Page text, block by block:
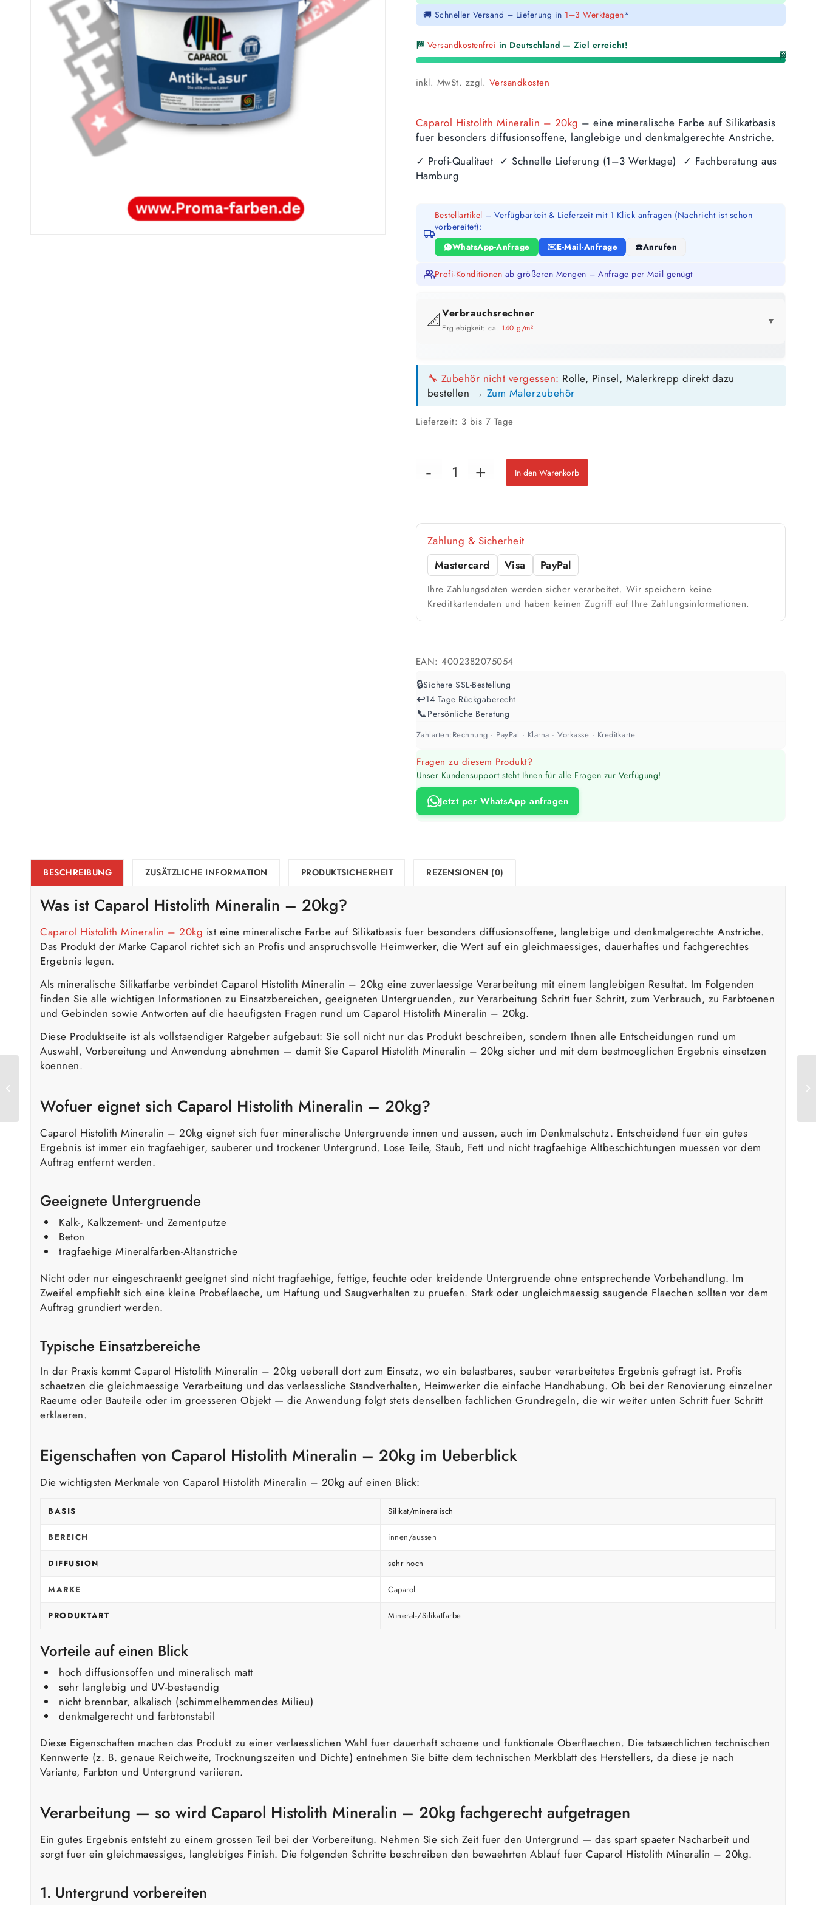
🚚 Schneller Versand – Lieferung in 1–3 Werktagen*
🏁 Versandkostenfrei in Deutschland — Ziel erreicht!
🏁
inkl. MwSt. zzgl. Versandkosten
Caparol Histolith Mineralin – 20kg – eine mineralische Farbe auf Silikatbasis
fuer besonders diffusionsoffene, langlebige und denkmalgerechte Anstriche.
✓ Profi-Qualitaet ✓ Schnelle Lieferung (1–3 Werktage) ✓ Fachberatung aus
Hamburg
Bestellartikel – Verfügbarkeit & Lieferzeit mit 1 Klick anfragen (Nachricht ist schon
vorbereitet):
WhatsApp-Anfrage E-Mail-Anfrage Anrufen
Profi-Konditionen ab größeren Mengen – Anfrage per Mail genügt
📐Verbrauchsrechner
Ergiebigkeit: ca. 140 g/m²
▼
20 kg
📏 Ihre Fläche
Farbig / dunkel
2 Anstriche empfohlen
Werte sind Richtwerte und können je nach Untergrund und Werkzeug abweichen. Für 10 % Reserve wird automatisch
aufgerundet.
🔧 Zubehör nicht vergessen: Rolle, Pinsel, Malerkrepp direkt dazu
bestellen → Zum Malerzubehör
Lieferzeit: 3 bis 7 Tage
In den Warenkorb
Zahlung & Sicherheit
Mastercard
Visa PayPal
Ihre Zahlungsdaten werden sicher verarbeitet. Wir speichern keine
Kreditkartendaten und haben keinen Zugriff auf Ihre Zahlungsinformationen.
EAN:4002382075054
🔒Sichere SSL-Bestellung
↩️14 Tage Rückgaberecht
📞Persönliche Beratung
Zahlarten:Rechnung · PayPal · Klarna · Vorkasse · Kreditkarte
Fragen zu diesem Produkt?
Unser Kundensupport steht Ihnen für alle Fragen zur Verfügung!
Jetzt per WhatsApp anfragen
BESCHREIBUNG ZUSÄTZLICHE INFORMATION PRODUKTSICHERHEIT REZENSIONEN (0)
Was ist Caparol Histolith Mineralin – 20kg?
Caparol Histolith Mineralin – 20kg ist eine mineralische Farbe auf Silikatbasis fuer besonders diffusionsoffene, langlebige und denkmalgerechte Anstriche.
Das Produkt der Marke Caparol richtet sich an Profis und anspruchsvolle Heimwerker, die Wert auf ein gleichmaessiges, dauerhaftes und fachgerechtes
Ergebnis legen.
Als mineralische Silikatfarbe verbindet Caparol Histolith Mineralin – 20kg eine zuverlaessige Verarbeitung mit einem langlebigen Resultat. Im Folgenden
finden Sie alle wichtigen Informationen zu Einsatzbereichen, geeigneten Untergruenden, zur Verarbeitung Schritt fuer Schritt, zum Verbrauch, zu Farbtoenen
und Gebinden sowie Antworten auf die haeufigsten Fragen rund um Caparol Histolith Mineralin – 20kg.
Diese Produktseite ist als vollstaendiger Ratgeber aufgebaut: Sie soll nicht nur das Produkt beschreiben, sondern Ihnen alle Entscheidungen rund um
Auswahl, Vorbereitung und Anwendung abnehmen — damit Sie Caparol Histolith Mineralin – 20kg sicher und mit dem bestmoeglichen Ergebnis einsetzen
koennen.
Wofuer eignet sich Caparol Histolith Mineralin – 20kg?
Caparol Histolith Mineralin – 20kg eignet sich fuer mineralische Untergruende innen und aussen, auch im Denkmalschutz. Entscheidend fuer ein gutes
Ergebnis ist immer ein tragfaehiger, sauberer und trockener Untergrund. Lose Teile, Staub, Fett und nicht tragfaehige Altbeschichtungen muessen vor dem
Auftrag entfernt werden.
Geeignete Untergruende
Kalk-, Kalkzement- und Zementputze
Beton
tragfaehige Mineralfarben-Altanstriche
Nicht oder nur eingeschraenkt geeignet sind nicht tragfaehige, fettige, feuchte oder kreidende Untergruende ohne entsprechende Vorbehandlung. Im
Zweifel empfiehlt sich eine kleine Probeflaeche, um Haftung und Saugverhalten zu pruefen. Stark oder ungleichmaessig saugende Flaechen sollten vor dem
Auftrag grundiert werden.
Typische Einsatzbereiche
In der Praxis kommt Caparol Histolith Mineralin – 20kg ueberall dort zum Einsatz, wo ein belastbares, sauber verarbeitetes Ergebnis gefragt ist. Profis
schaetzen die gleichmaessige Verarbeitung und das verlaessliche Standverhalten, Heimwerker die einfache Handhabung. Ob bei der Renovierung einzelner
Raeume oder Bauteile oder im groesseren Objekt — die Anwendung folgt stets denselben fachlichen Grundregeln, die wir weiter unten Schritt fuer Schritt
erklaeren.
Eigenschaften von Caparol Histolith Mineralin – 20kg im Ueberblick
Die wichtigsten Merkmale von Caparol Histolith Mineralin – 20kg auf einen Blick:
BASIS Silikat/mineralisch
BEREICH innen/aussen
DIFFUSION sehr hoch
MARKE Caparol
PRODUKTART Mineral-/Silikatfarbe
Vorteile auf einen Blick
hoch diffusionsoffen und mineralisch matt
sehr langlebig und UV-bestaendig
nicht brennbar, alkalisch (schimmelhemmendes Milieu)
denkmalgerecht und farbtonstabil
Diese Eigenschaften machen das Produkt zu einer verlaesslichen Wahl fuer dauerhaft schoene und funktionale Oberflaechen. Die tatsaechlichen technischen
Kennwerte (z. B. genaue Reichweite, Trocknungszeiten und Dichte) entnehmen Sie bitte dem technischen Merkblatt des Herstellers, da diese je nach
Variante, Farbton und Untergrund variieren.
Verarbeitung — so wird Caparol Histolith Mineralin – 20kg fachgerecht aufgetragen
Ein gutes Ergebnis entsteht zu einem grossen Teil bei der Vorbereitung. Nehmen Sie sich Zeit fuer den Untergrund — das spart spaeter Nacharbeit und
sorgt fuer ein gleichmaessiges, langlebiges Finish. Die folgenden Schritte beschreiben den bewaehrten Ablauf fuer Caparol Histolith Mineralin – 20kg.
1. Untergrund vorbereiten